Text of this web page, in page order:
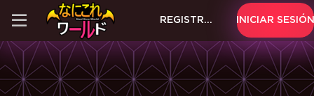
INICIAR SESIÓN
REGISTRARSE